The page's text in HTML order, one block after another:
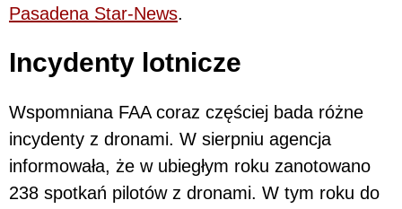
Pasadena Star-News.
Incydenty lotnicze
Wspomniana FAA coraz częściej bada różne
incydenty z dronami. W sierpniu agencja
informowała, że w ubiegłym roku zanotowano
238 spotkań pilotów z dronami. W tym roku do